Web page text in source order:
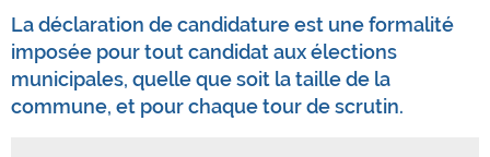
La déclaration de candidature est une formalité
imposée pour tout candidat aux élections
municipales, quelle que soit la taille de la
commune, et pour chaque tour de scrutin.